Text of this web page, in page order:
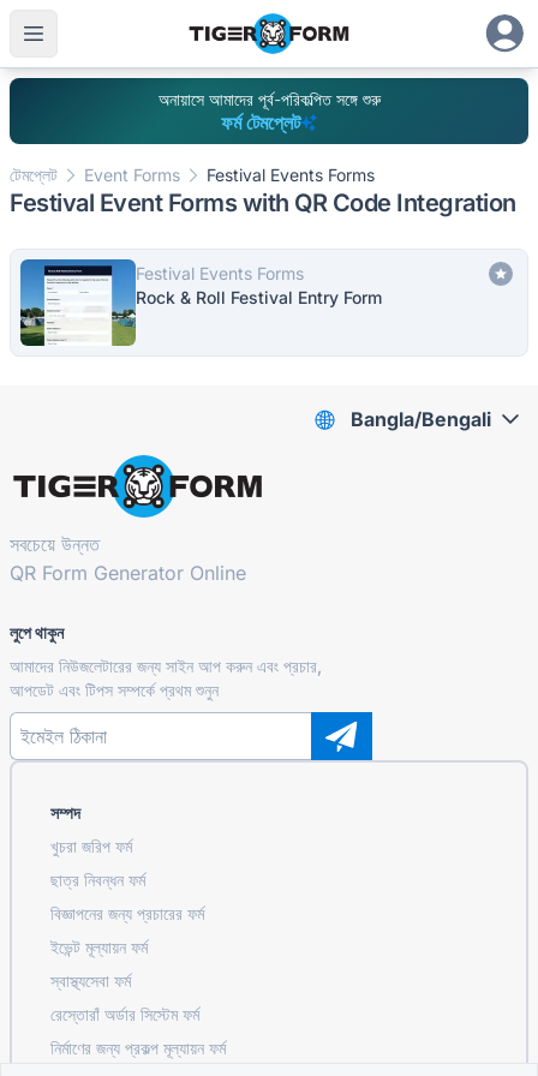
অনায়াসে আমাদের পূর্ব-পরিকল্পিত সঙ্গে শুরু
ফর্ম টেমপ্লেট
টেমপ্লেট Event Forms Festival Events Forms
Festival Event Forms with QR Code Integration
Festival Events Forms
Rock & Roll Festival Entry Form
সবচেয়ে উন্নত
QR Form Generator Online
লুপে থাকুন
আমাদের নিউজলেটারের জন্য সাইন আপ করুন এবং প্রচার,
আপডেট এবং টিপস সম্পর্কে প্রথম শুনুন
সম্পদ
খুচরা জরিপ ফর্ম
ছাত্র নিবন্ধন ফর্ম
বিজ্ঞাপনের জন্য প্রচারের ফর্ম
ইভেন্ট মূল্যায়ন ফর্ম
স্বাস্থ্যসেবা ফর্ম
রেস্তোরাঁ অর্ডার সিস্টেম ফর্ম
নির্মাণের জন্য প্রকল্প মূল্যায়ন ফর্ম
Bangla/Bengali